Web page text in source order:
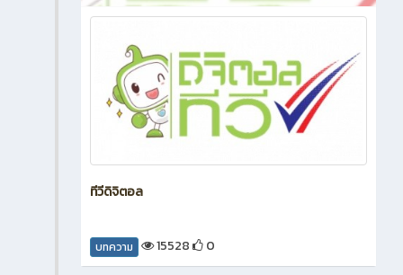
ทีวีดิจิตอล
บทความ 15528 0